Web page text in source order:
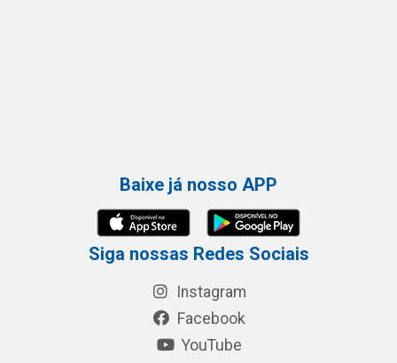
Baixe já nosso APP
Siga nossas Redes Sociais
Instagram
Facebook
YouTube